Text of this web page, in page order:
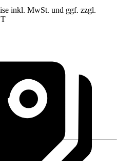
inkl. MwSt. und ggf. zzgl.